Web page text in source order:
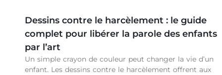
Dessins contre le harcèlement : le guide
complet pour libérer la parole des enfants
par l’art
Un simple crayon de couleur peut changer la vie d’un
enfant. Les dessins contre le harcèlement offrent aux